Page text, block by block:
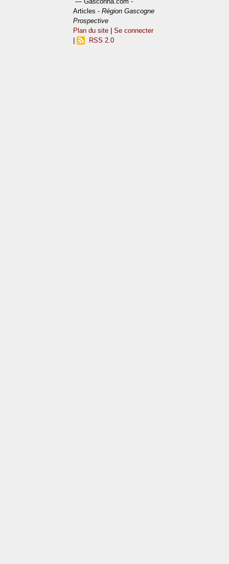
Articles -Région Gascogne
Prospective
Plan du site |Se connecter
RSS 2.0